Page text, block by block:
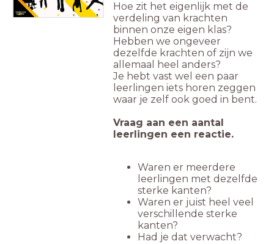
Hoe zit het eigenlijk met de
verdeling van krachten
binnen onze eigen klas?
Hebben we ongeveer
dezelfde krachten of zijn we
allemaal heel anders?
Je hebt vast wel een paar
leerlingen iets horen zeggen
waar je zelf ook goed in bent.
Vraag aan een aantal
leerlingen een reactie.
Waren er meerdere
leerlingen met dezelfde
sterke kanten?
Waren er juist heel veel
verschillende sterke
kanten?
Had je dat verwacht?